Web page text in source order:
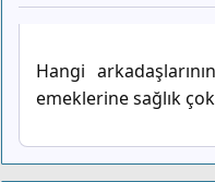
Hangi
emeklerine sağlık